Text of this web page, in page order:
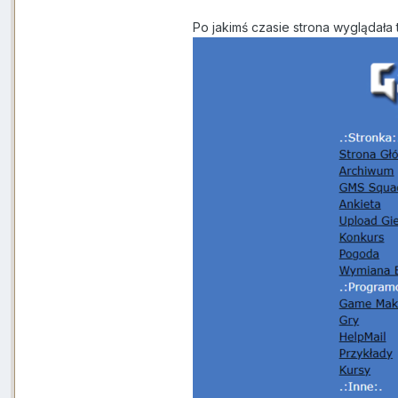
Po jakimś czasie strona wyglądała